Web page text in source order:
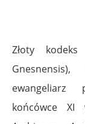
Złoty
ewangeliarz
końcówce XI